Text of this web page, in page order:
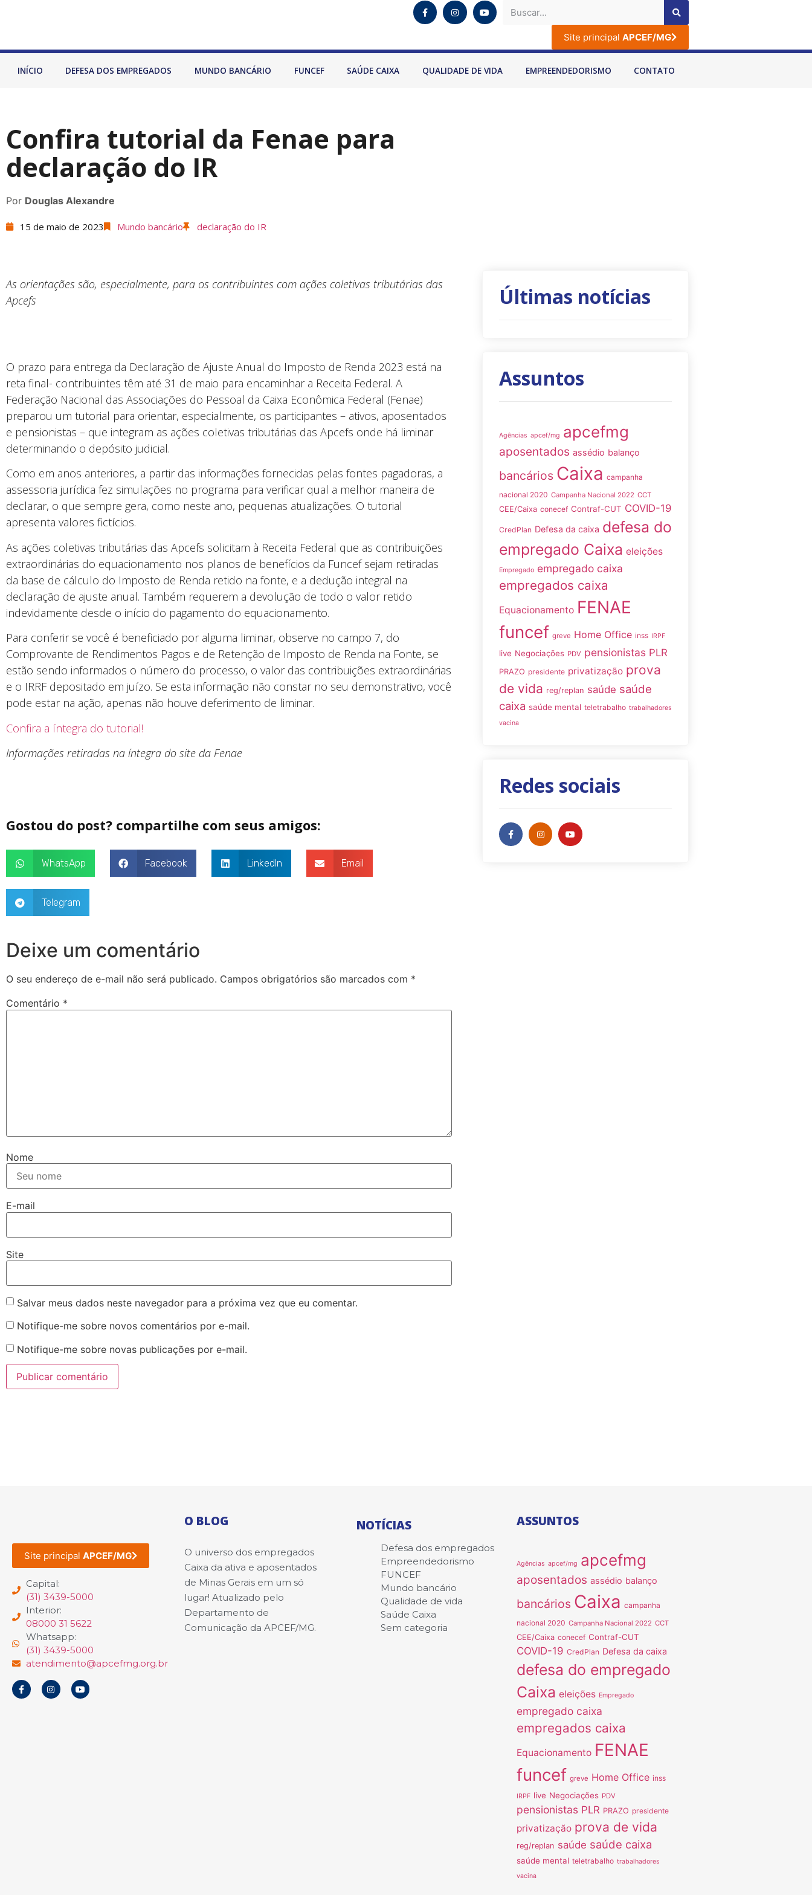
Site principal APCEF/MG
INÍCIO DEFESA DOS EMPREGADOS MUNDO BANCÁRIO FUNCEF SAÚDE CAIXA QUALIDADE DE VIDA EMPREENDEDORISMO CONTATO
Confira tutorial da Fenae para
declaração do IR
Por Douglas Alexandre
15 de maio de 2023 Mundo bancário declaração do IR
As orientações são, especialmente, para os contribuintes com ações coletivas tributárias das
Apcefs
O prazo para entrega da Declaração de Ajuste Anual do Imposto de Renda 2023 está na
reta final- contribuintes têm até 31 de maio para encaminhar a Receita Federal. A
Federação Nacional das Associações do Pessoal da Caixa Econômica Federal (Fenae)
preparou um tutorial para orientar, especialmente, os participantes – ativos, aposentados
e pensionistas – que integram as ações coletivas tributárias das Apcefs onde há liminar
determinando o depósito judicial.
Como em anos anteriores, a partir das informações fornecidas pelas fontes pagadoras, a
assessoria jurídica fez simulações no programa para verificar qual a melhor maneira de
declarar, o que sempre gera, como neste ano, pequenas atualizações. O tutorial
apresenta valores fictícios.
As ações coletivas tributárias das Apcefs solicitam à Receita Federal que as contribuições
extraordinárias do equacionamento nos planos de benefícios da Funcef sejam retiradas
da base de cálculo do Imposto de Renda retido na fonte, e a dedução integral na
declaração de ajuste anual. Também requerem a devolução de todo o valor retido
indevidamente desde o início do pagamento do equacionamento.
Para conferir se você é beneficiado por alguma liminar, observe no campo 7, do
Comprovante de Rendimentos Pagos e de Retenção de Imposto de Renda na Fonte, se
estão sendo informados o número do processo, o valor das contribuições extraordinárias
e o IRRF depositado em juízo. Se esta informação não constar no seu demonstrativo, você
pode estar na ação, apenas não houve deferimento de liminar.
Confira a íntegra do tutorial!
Informações retiradas na íntegra do site da Fenae
Gostou do post? compartilhe com seus amigos:
WhatsApp Facebook LinkedIn Email
Telegram
Deixe um comentário
O seu endereço de e-mail não será publicado. Campos obrigatórios são marcados com *
Comentário *
Nome
E-mail
Site
Salvar meus dados neste navegador para a próxima vez que eu comentar.
Notifique-me sobre novos comentários por e-mail.
Notifique-me sobre novas publicações por e-mail.
Últimas notícias
Assuntos
Agências apcef/mg apcefmg
aposentados assédio balanço
bancários Caixa campanha
nacional 2020 Campanha Nacional 2022 CCT
CEE/Caixa conecef Contraf-CUT COVID-19
CredPlan Defesa da caixa defesa do
empregado Caixa eleições
Empregado empregado caixa
empregados caixa
Equacionamento FENAE
funcef greve Home Office inss IRPF
live Negociações PDV pensionistas PLR
PRAZO presidente privatização prova
de vida reg/replan saúde saúde
caixa saúde mental teletrabalho trabalhadores
vacina
Redes sociais
Site principal APCEF/MG
Capital:
(31) 3439-5000
Interior:
08000 31 5622
Whatsapp:
(31) 3439-5000
atendimento@apcefmg.org.br
O BLOG
O universo dos empregados
Caixa da ativa e aposentados
de Minas Gerais em um só
lugar! Atualizado pelo
Departamento de
Comunicação da APCEF/MG.
NOTÍCIAS
Defesa dos empregados
Empreendedorismo
FUNCEF
Mundo bancário
Qualidade de vida
Saúde Caixa
Sem categoria
ASSUNTOS
Agências apcef/mg apcefmg
aposentados assédio balanço
bancários Caixa campanha
nacional 2020 Campanha Nacional 2022 CCT
CEE/Caixa conecef Contraf-CUT
COVID-19 CredPlan Defesa da caixa
defesa do empregado
Caixa eleições Empregado
empregado caixa
empregados caixa
Equacionamento FENAE
funcef greve Home Office inss
IRPF live Negociações PDV
pensionistas PLR PRAZO presidente
privatização prova de vida
reg/replan saúde saúde caixa
saúde mental teletrabalho trabalhadores
vacina